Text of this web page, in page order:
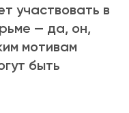
участвовать в
— да, он,
мотивам
быть